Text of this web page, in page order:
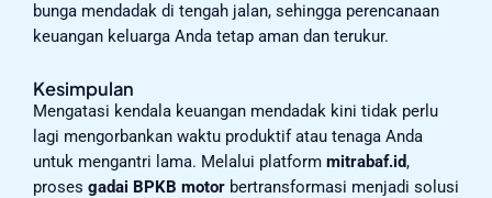
bunga mendadak di tengah jalan, sehingga perencanaan
keuangan keluarga Anda tetap aman dan terukur.
Kesimpulan
Mengatasi kendala keuangan mendadak kini tidak perlu
lagi mengorbankan waktu produktif atau tenaga Anda
untuk mengantri lama. Melalui platform mitrabaf.id,
proses gadai BPKB motor bertransformasi menjadi solusi